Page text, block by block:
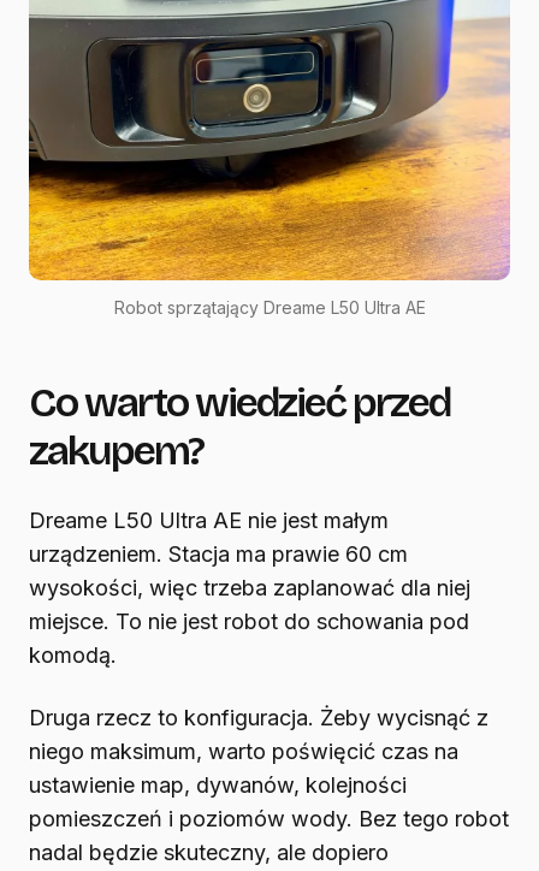
Robot sprzątający Dreame L50 Ultra AE
Co warto wiedzieć przed
zakupem?
Dreame L50 Ultra AE nie jest małym
urządzeniem. Stacja ma prawie 60 cm
wysokości, więc trzeba zaplanować dla niej
miejsce. To nie jest robot do schowania pod
komodą.
Druga rzecz to konfiguracja. Żeby wycisnąć z
niego maksimum, warto poświęcić czas na
ustawienie map, dywanów, kolejności
pomieszczeń i poziomów wody. Bez tego robot
nadal będzie skuteczny, ale dopiero